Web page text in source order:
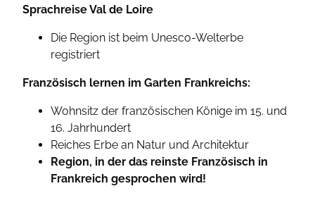
Sprachreise Val de Loire
Die Region ist beim Unesco-Welterbe
registriert
Französisch lernen im Garten Frankreichs:
Wohnsitz der französischen Könige im 15. und
16. Jahrhundert
Reiches Erbe an Natur und Architektur
Region, in der das reinste Französisch in
Frankreich gesprochen wird!